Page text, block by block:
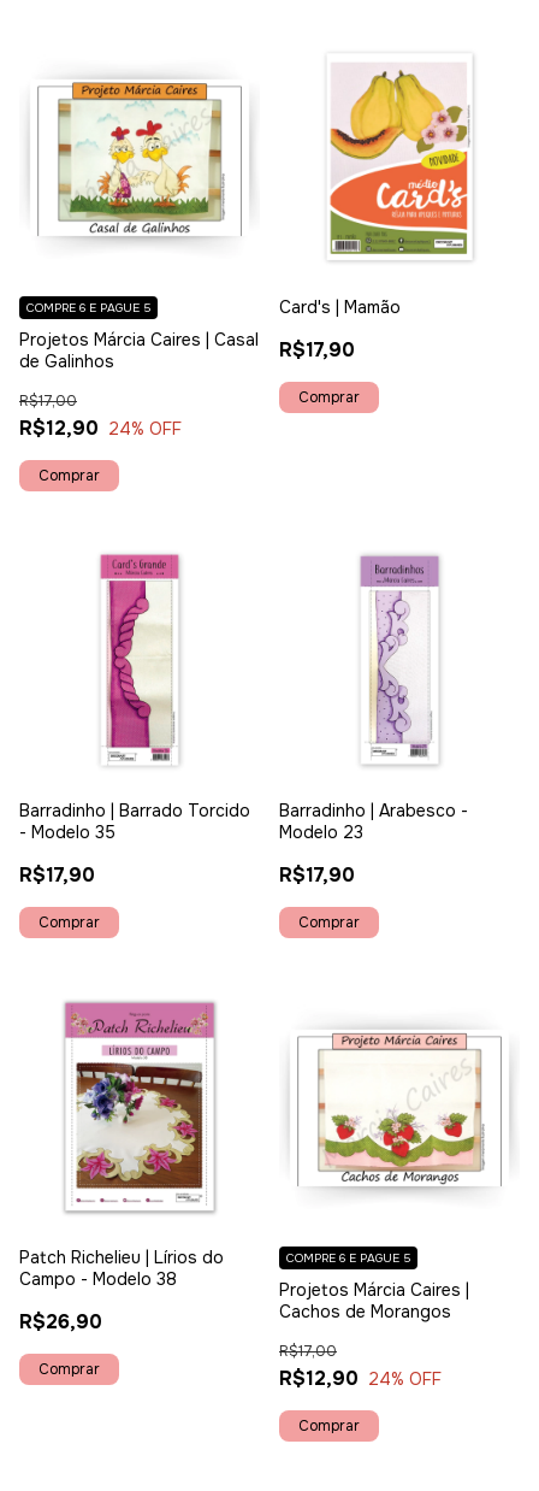
Projetos Márcia Caires | Casal
de Galinhos
R$12,90
R$17,00
24% OFF
COMPRE 6 E PAGUE 5 Card's | Mamão
R$17,90
Barradinho | Barrado Torcido
- Modelo 35
R$17,90
Barradinho | Arabesco -
Modelo 23
R$17,90
Patch Richelieu | Lírios do
Campo - Modelo 38
R$26,90
Projetos Márcia Caires |
Cachos de Morangos
R$12,90
R$17,00
24% OFF
COMPRE 6 E PAGUE 5